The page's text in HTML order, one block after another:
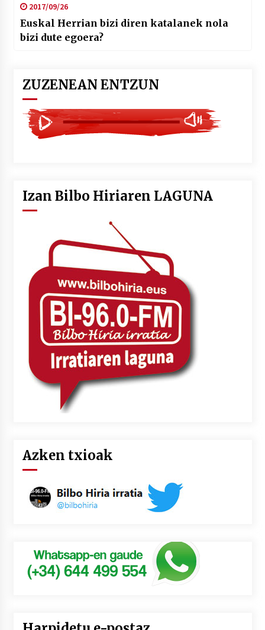
2017/09/26
Euskal Herrian bizi diren katalanek nola
bizi dute egoera?
ZUZENEAN ENTZUN
Izan Bilbo Hiriaren LAGUNA
Azken txioak